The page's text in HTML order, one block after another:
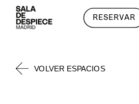
RESERVAR
VOLVER ESPACIOS
RESERVAR